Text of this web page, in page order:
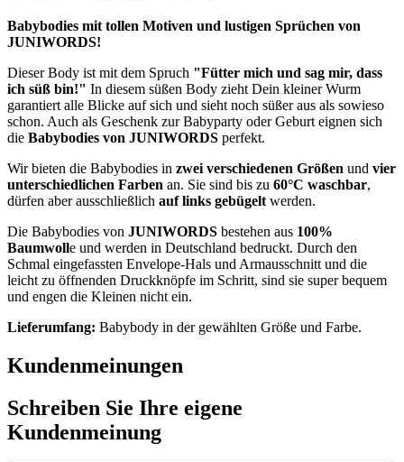
Babybodies mit tollen Motiven und lustigen Sprüchen von
JUNIWORDS!
Dieser Body ist mit dem Spruch "Fütter mich und sag mir, dass
ich süß bin!" In diesem süßen Body zieht Dein kleiner Wurm
garantiert alle Blicke auf sich und sieht noch süßer aus als sowieso
schon. Auch als Geschenk zur Babyparty oder Geburt eignen sich
die Babybodies von JUNIWORDS perfekt.
Wir bieten die Babybodies in zwei verschiedenen Größen und vier
unterschiedlichen Farben an. Sie sind bis zu 60°C waschbar,
dürfen aber ausschließlich auf links gebügelt werden.
Die Babybodies von JUNIWORDS bestehen aus 100%
Baumwolle und werden in Deutschland bedruckt. Durch den
Schmal eingefassten Envelope-Hals und Armausschnitt und die
leicht zu öffnenden Druckknöpfe im Schritt, sind sie super bequem
und engen die Kleinen nicht ein.
Lieferumfang: Babybody in der gewählten Größe und Farbe.
Kundenmeinungen
Schreiben Sie Ihre eigene
Kundenmeinung